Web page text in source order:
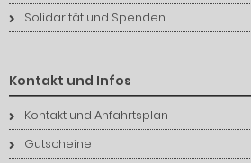
Solidarität und Spenden
Kontakt und Infos
Kontakt und Anfahrtsplan
Gutscheine